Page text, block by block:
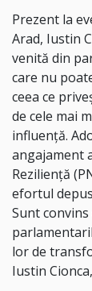
Prezent la
Arad, Iustin
venită din
care nu
ceea ce
de cele mai
influență.
angajament
Reziliență
efortul
Sunt
lor de
Iustin